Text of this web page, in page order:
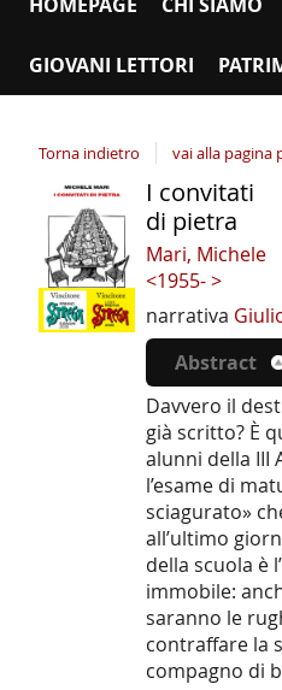
GIOVANI LETTORI
Torna indietro vai alla pagina
Dettaglio
del
documento
I convitati
di pietra
Mari, Michele
<1955- >
narrativa
Abstract
Davvero il
già scritto? È
alunni della III
l’esame di
sciagurato»
all’ultimo
della scuola è
immobile:
saranno le
contraffare la
compagno di